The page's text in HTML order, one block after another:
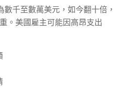
千至數萬美元，如今翻十倍，
。美國雇主可能因高昂支出